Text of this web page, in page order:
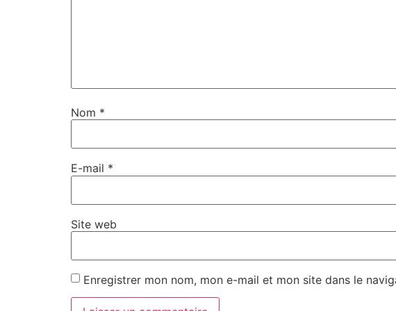
Nom *
E-mail *
Site web
Enregistrer mon nom, mon e-mail et mon site dans le